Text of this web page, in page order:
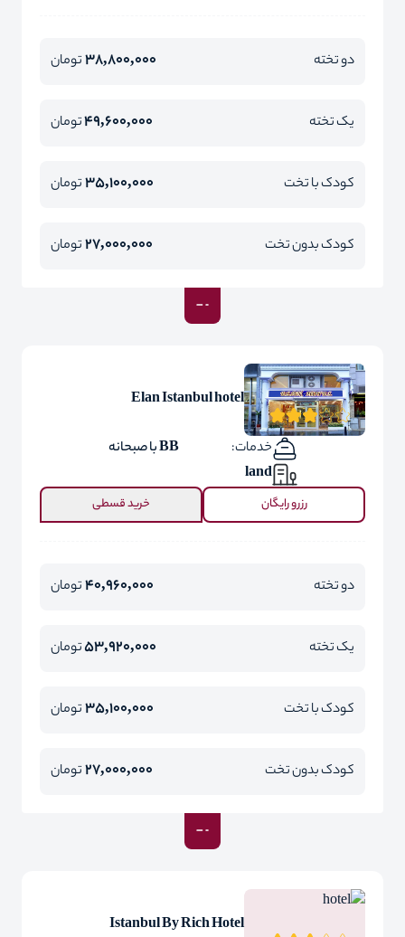
دو تخته 38,800,000تومان
یک تخته 49,600,000تومان
کودک با تخت 35,100,000تومان
کودک بدون تخت 27,000,000تومان
Elan Istanbul hotel
خدمات:
BB با صبحانه
land
رزرو رایگان خرید قسطی
دو تخته 40,960,000تومان
یک تخته 53,920,000تومان
کودک با تخت 35,100,000تومان
کودک بدون تخت 27,000,000تومان
Istanbul By Rich Hotel